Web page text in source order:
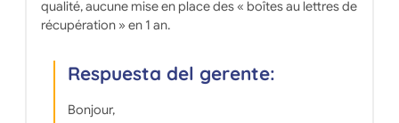
qualité, aucune mise en place des « boîtes au lettres de
récupération » en 1 an.
Respuesta del gerente:
Bonjour,